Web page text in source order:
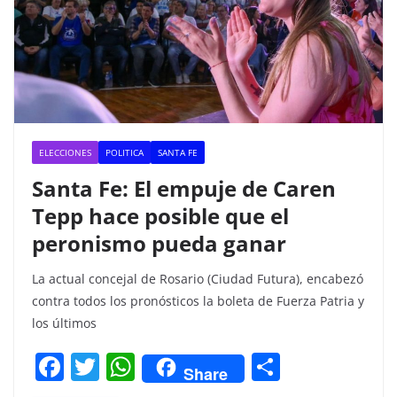
ELECCIONES POLITICA SANTA FE
Santa Fe: El empuje de Caren
Tepp hace posible que el
peronismo pueda ganar
La actual concejal de Rosario (Ciudad Futura), encabezó
contra todos los pronósticos la boleta de Fuerza Patria y
los últimos
F T W Share